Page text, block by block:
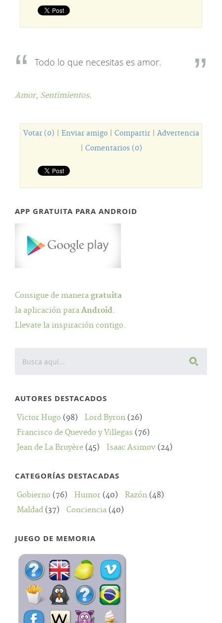
Todo lo que necesitas es amor.
Amor, Sentimientos.
Votar (0) Enviar amigo| Compartir| Advertencia
Comentarios (0)
APP GRATUITA PARA ANDROID
Consigue de manera gratuita
la aplicación para Android.
Llevate la inspiración contigo.
AUTORES DESTACADOS
Victor Hugo (98) Lord Byron (26)
Francisco de Quevedo y Villegas (76)
Jean de La Bruyère (45) Isaac Asimov (24)
CATEGORÍAS DESTACADAS
Gobierno (76) Humor (40) Razón (48)
Maldad (37) Conciencia (40)
JUEGO DE MEMORIA